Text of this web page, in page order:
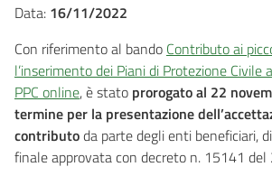
Data: 16/11/2022
Con riferimento al bando Contributo ai
l’inserimento dei Piani di Protezione
PPC online, è stato prorogato al 22
termine per la presentazione
contributoda parte degli enti beneficiari,
finale approvata con decreto n. 15141